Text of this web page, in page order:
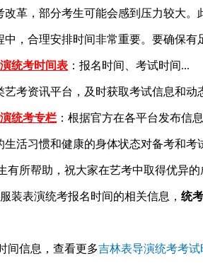
革，部分考生可能会感到压力较大
，合理安排时间非常重要。要确保
统考时间表 ：报名时间、考试时间...
考资讯平台，及时获取考试信息和动
统考专栏 ：根据官方在各平台发布信
活习惯和健康的身体状态对备考和
有所帮助，祝大家在艺考中取得优异的
装表演统考报名时间的相关信息， 统
间信息，查看更多吉林表导演统考考